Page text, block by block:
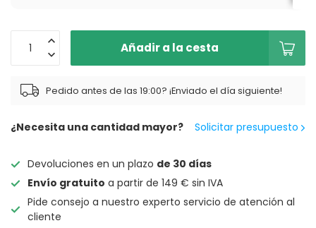
Añadir a la cesta
Pedido antes de las 19:00? ¡Enviado el día siguiente!
¿Necesita una cantidad mayor? Solicitar presupuesto
Devoluciones en un plazo de 30 días
Envío gratuito a partir de 149 € sin IVA
Pide consejo a nuestro experto servicio de atención al
cliente